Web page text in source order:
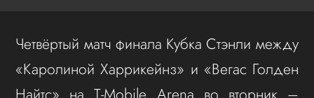
Четвёртый матч финала Кубка Стэнли между
«Каролиной Харрикейнз» и «Вегас Голден